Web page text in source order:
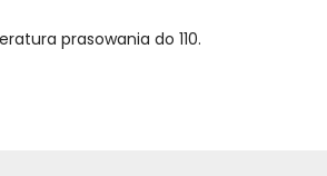
prasowania do 110.